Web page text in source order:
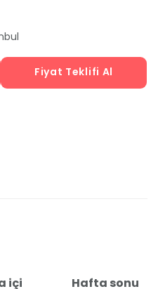
Fiyat Teklifi Al
içi Hafta sonu